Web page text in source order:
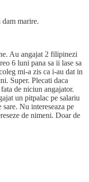
dam marire.
Au angajat 2 filipinezi
6 luni pana sa ii lase sa
mi-a zis ca i-au dat in
Super. Plecati daca
de niciun angajator.
un pitpalac pe salariu
Nu intereseaza pe
de nimeni. Doar de